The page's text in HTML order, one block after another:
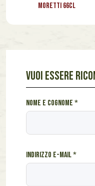
Moretti 66cl
VUOI ESSERE
Nome e cognome *
Indirizzo e-mail*